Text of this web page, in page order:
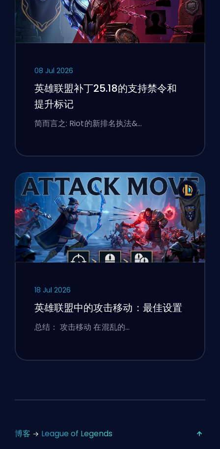
08 Jul 2026
英雄联盟补丁25.18的支持禁令和
提升标记
简而言之: Riot的新排名执法&…
18 Jul 2026
英雄联盟中的攻击移动：最佳设置
总结： 攻击移动 在混乱的…
博客 League of Legends